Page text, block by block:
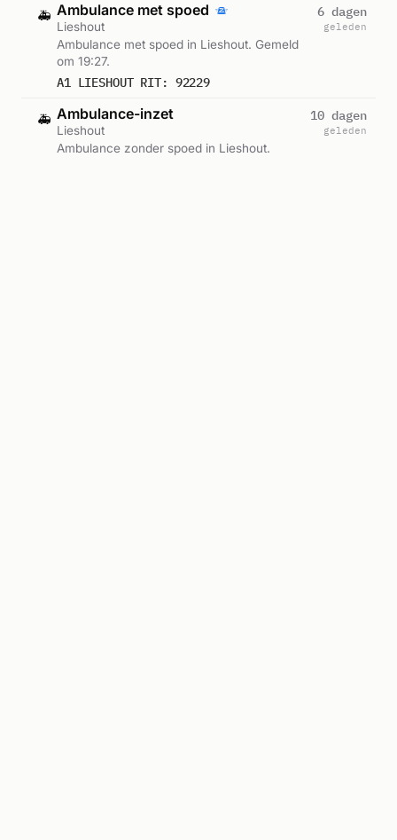
🚑 Ambulance met spoed
Lieshout
Ambulance met spoed in Lieshout. Gemeld
om 19:27.
A1 LIESHOUT RIT: 92229
6 dagen
geleden
🚑 Ambulance-inzet
Lieshout
Ambulance zonder spoed in Lieshout.
10 dagen
geleden